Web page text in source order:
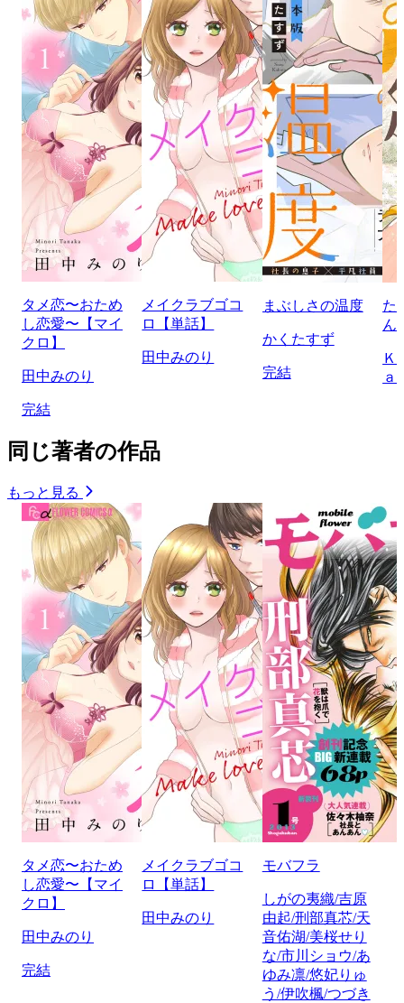
タメ恋〜おため
し恋愛〜【マイ
クロ】
田中みのり
完結
メイクラブゴコ
ロ【単話】
田中みのり
まぶしさの温度
かくたすず
完結
た
ん
Ｋ
ａ
同じ著者の作品
もっと見る
タメ恋〜おため
し恋愛〜【マイ
クロ】
田中みのり
完結
メイクラブゴコ
ロ【単話】
田中みのり
モバフラ
しがの夷織/吉原
由起/刑部真芯/天
音佑湖/美桜せり
な/市川ショウ/あ
ゆみ凛/悠妃りゅ
う/伊吹楓/つづき